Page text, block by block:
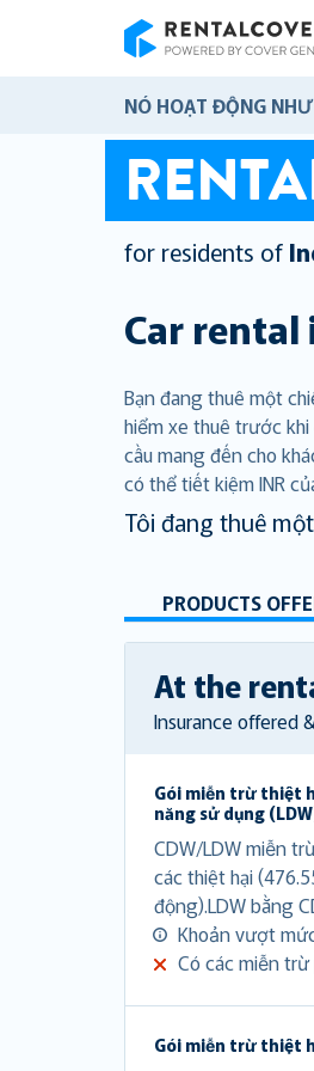
NÓ HOẠT ĐỘNG
for residents of
Car rental
Bạn đang thuê một
hiểm xe thuê trước
cầu mang đến cho
có thể tiết kiệm INR
Tôi đang thuê
PRODUCTS
At the
Insurance offered
Gói miễn trừ thiệt
năng sử dụng
CDW/LDW miễn
các thiệt hại
động).LDW bằng
Khoản vượt
Có các miễn
Gói miễn trừ thiệt